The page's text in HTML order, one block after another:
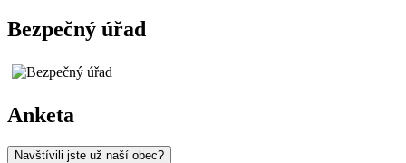
Bezpečný úřad
Anketa
Navštívili jste už naší obec?